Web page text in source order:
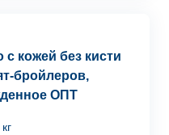
с кожей без кисти
бройлеров,
ОПТ